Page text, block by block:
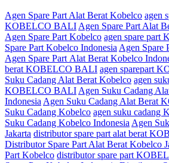
Agen Spare Part Alat Berat Kobelco agen
KOBELCO BALI Agen Spare Part Alat
Agen Spare Part Kobelco agen spare
Spare Part Kobelco Indonesia Agen Spare
Agen Spare Part Alat Berat Kobelco
berat KOBELCO BALI agen sparepart
Suku Cadang Alat Berat Kobelco agen
KOBELCO BALI Agen Suku Cadang
Indonesia Agen Suku Cadang Alat Berat
Suku Cadang Kobelco agen suku
Suku Cadang Kobelco Indonesia Agen
Jakarta distributor spare part alat berat
Distributor Spare Part Alat Berat Kobelco
Part Kobelco distributor spare part